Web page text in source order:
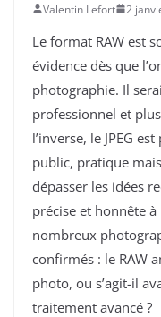
Valentin Lefort 2
Le format RAW est
évidence dès que
photographie. Il
professionnel et
l’inverse, le JPEG
public, pratique
dépasser les idées
précise et honnête
nombreux
confirmés : le RAW
photo, ou s’agit-il
traitement avancé ?